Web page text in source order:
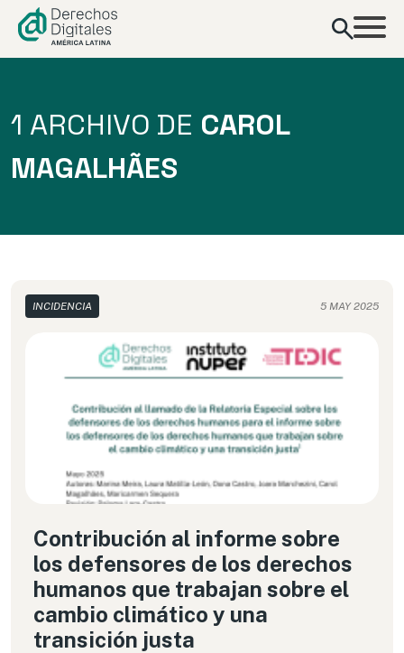
contenido
1 ARCHIVO DE CAROL
MAGALHÃES
INCIDENCIA 5 MAY 2025
Contribución al informe sobre
los defensores de los derechos
humanos que trabajan sobre el
cambio climático y una
transición justa